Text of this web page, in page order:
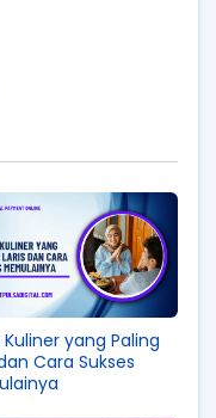
Kuliner yang Paling
Cara Sukses